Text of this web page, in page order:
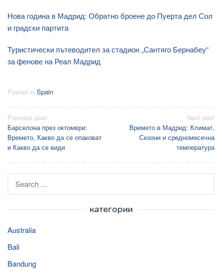
Нова година в Мадрид: Обратно броене до Пуерта дел Сол
и градски партита
Туристически пътеводител за стадион „Сантяго Бернабеу“
за фенове на Реал Мадрид
Posted in Spain
Post
navigation
Previous post
Барселона през октомври:
Времето, Какво да се опаковат
и Какво да се види
Next post
Времето в Мадрид: Климат,
Сезони и средномесечна
температура
for:
категории
Australia
Bali
Bandung